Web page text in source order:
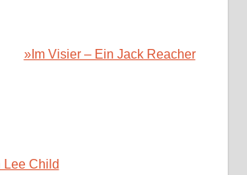
»Im Visier – Ein Jack Reacher
Lee Child